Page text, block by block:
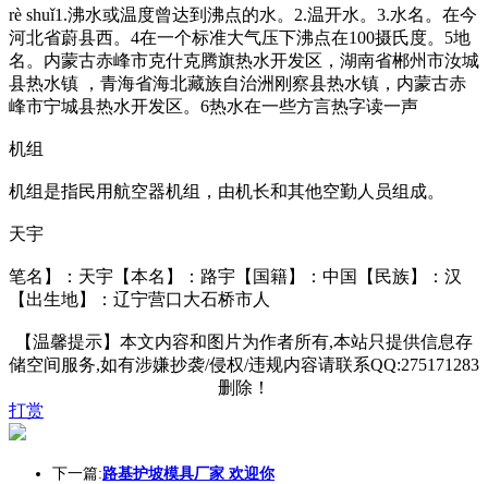
rè shuǐ1.沸水或温度曾达到沸点的水。2.温开水。3.水名。在今
河北省蔚县西。4在一个标准大气压下沸点在100摄氏度。5地
名。内蒙古赤峰市克什克腾旗热水开发区，湖南省郴州市汝城
县热水镇 ，青海省海北藏族自治洲刚察县热水镇，内蒙古赤
峰市宁城县热水开发区。6热水在一些方言热字读一声
机组
机组是指民用航空器机组，由机长和其他空勤人员组成。
天宇
笔名】：天宇【本名】：路宇【国籍】：中国【民族】：汉
【出生地】：辽宁营口大石桥市人
【温馨提示】本文内容和图片为作者所有,本站只提供信息存
储空间服务,如有涉嫌抄袭/侵权/违规内容请联系QQ:275171283
删除！
打赏
下一篇:路基护坡模具厂家 欢迎你